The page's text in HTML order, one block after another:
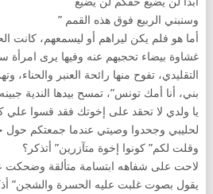
وسنبني الربيع فوق هذه القمم ”
أما هو فلم يكن ليراهم أو ليسمعهم، كانت
غشاوة بيضاء تحجبهم عنه وفيها يرى امرأة
التقليدي، تفوح منها رائحة العنبر والحناء،
بني، أنا أمك تونس”، تمسح بيدها الندية
يا ولدي لا تحقد على إخوتك فقد قسوا علي
لحليبي وجحدوا وصيتي عندما جمعتكم حول
وقلت لكم” كونوا إخوة متآزرين” أتذكر؟
لاحت على شفاهه ابتسامة متألقة وضحكت
يقول بصوت غلبت عليه الحسرة والشجن”